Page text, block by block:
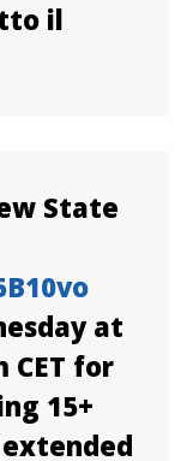
il
State
at
CET for
15+